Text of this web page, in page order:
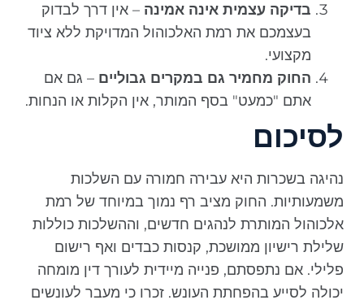
בדיקה עצמית אינה אמינה– אין דרך לבדוק
בעצמכם את רמת האלכוהול המדויקת ללא ציוד
מקצועי.
החוק מחמיר גם במקרים גבוליים– גם אם
אתם "כמעט" בסף המותר, אין הקלות או הנחות.
לסיכום
נהיגה בשכרות היא עבירה חמורה עם השלכות
משמעותיות. החוק מציב רף נמוך במיוחד של רמת
אלכוהול המותרת לנהגים חדשים, וההשלכות כוללות
שלילת רישיון ממושכת, קנסות כבדים ואף רישום
פלילי. אם נתפסתם, פנייה מיידית לעורך דין מומחה
יכולה לסייע בהפחתת העונש. זכרו כי מעבר לעונשים